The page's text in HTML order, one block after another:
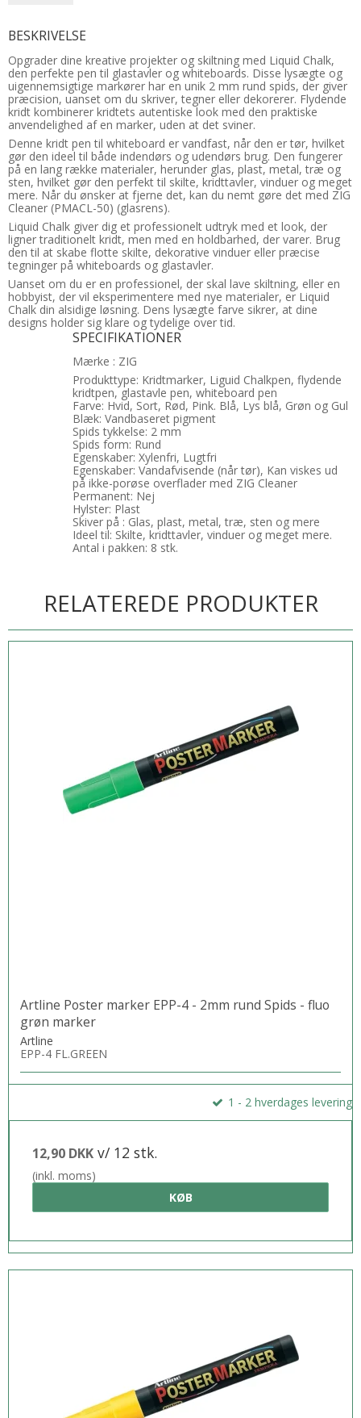
BESKRIVELSE
Opgrader dine kreative projekter og skiltning med Liquid Chalk,
den perfekte pen til glastavler og whiteboards. Disse lysægte og
uigennemsigtige markører har en unik 2 mm rund spids, der giver
præcision, uanset om du skriver, tegner eller dekorerer. Flydende
kridt kombinerer kridtets autentiske look med den praktiske
anvendelighed af en marker, uden at det sviner.
Denne kridt pen til whiteboard er vandfast, når den er tør, hvilket
gør den ideel til både indendørs og udendørs brug. Den fungerer
på en lang række materialer, herunder glas, plast, metal, træ og
sten, hvilket gør den perfekt til skilte, kridttavler, vinduer og meget
mere. Når du ønsker at fjerne det, kan du nemt gøre det med ZIG
Cleaner (PMACL-50) (glasrens).
Liquid Chalk giver dig et professionelt udtryk med et look, der
ligner traditionelt kridt, men med en holdbarhed, der varer. Brug
den til at skabe flotte skilte, dekorative vinduer eller præcise
tegninger på whiteboards og glastavler.
Uanset om du er en professionel, der skal lave skiltning, eller en
hobbyist, der vil eksperimentere med nye materialer, er Liquid
Chalk din alsidige løsning. Dens lysægte farve sikrer, at dine
designs holder sig klare og tydelige over tid.
SPECIFIKATIONER
Mærke : ZIG
Produkttype: Kridtmarker, Liguid Chalkpen, flydende
kridtpen, glastavle pen, whiteboard pen
Farve: Hvid, Sort, Rød, Pink. Blå, Lys blå, Grøn og Gul
Blæk: Vandbaseret pigment
Spids tykkelse: 2 mm
Spids form: Rund
Egenskaber: Xylenfri, Lugtfri
Egenskaber: Vandafvisende (når tør), Kan viskes ud
på ikke-porøse overflader med ZIG Cleaner
Permanent: Nej
Hylster: Plast
Skiver på : Glas, plast, metal, træ, sten og mere
Ideel til: Skilte, kridttavler, vinduer og meget mere.
Antal i pakken: 8 stk.
RELATEREDE PRODUKTER
Artline Poster marker EPP-4 - 2mm rund Spids - fluo
grøn marker
Artline
EPP-4 FL.GREEN
1 - 2 hverdages levering
12,90 DKK v/ 12 stk.
(inkl. moms)
KØB